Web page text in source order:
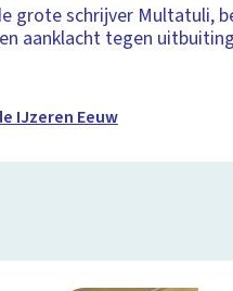
grote schrijver Multatuli,
aanklacht tegen
IJzeren Eeuw